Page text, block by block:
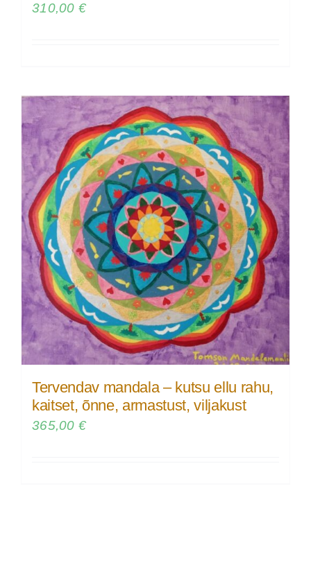
310,00 €
Tervendav mandala – kutsu ellu rahu,
kaitset, õnne, armastust, viljakust
365,00 €